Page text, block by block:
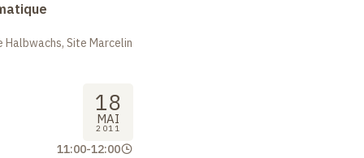
Site Marcelin
18
MAI
2011
11:00-12:00